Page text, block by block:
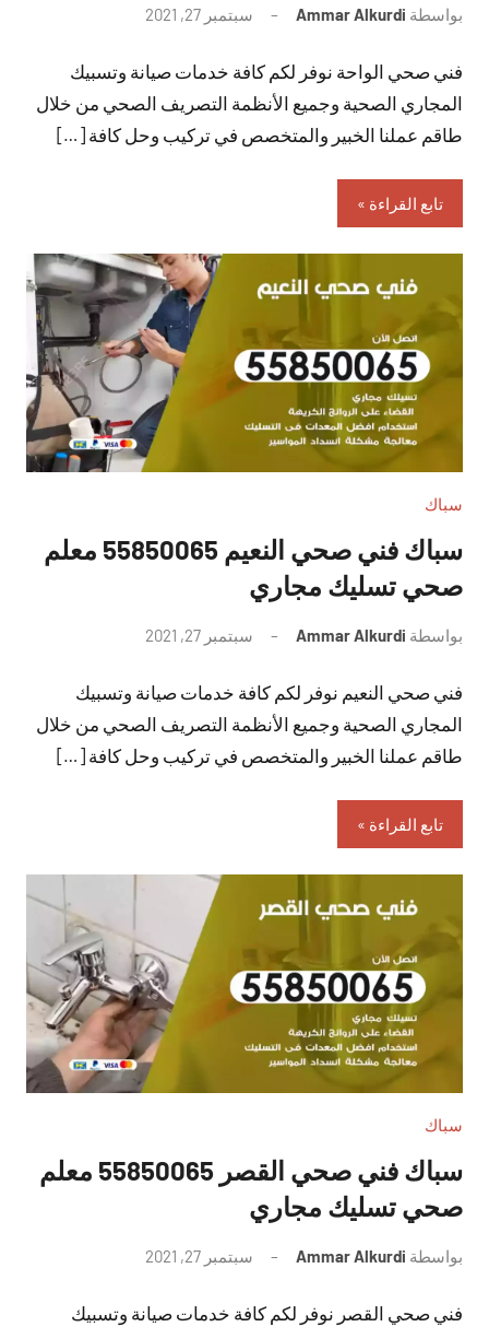
بواسطة Ammar Alkurdi سبتمبر 27, 2021
تعليقات
فني صحي الواحة نوفر لكم كافة خدمات صيانة وتسبيك
المجاري الصحية وجميع الأنظمة التصريف الصحي من خلال
طاقم عملنا الخبير والمتخصص في تركيب وحل كافة […]
تابع القراءة
سباك
سباك فني صحي النعيم 55850065 معلم
صحي تسليك مجاري
بواسطة Ammar Alkurdi سبتمبر 27, 2021
تعليقات
فني صحي النعيم نوفر لكم كافة خدمات صيانة وتسبيك
المجاري الصحية وجميع الأنظمة التصريف الصحي من خلال
طاقم عملنا الخبير والمتخصص في تركيب وحل كافة […]
تابع القراءة
سباك
سباك فني صحي القصر 55850065 معلم
صحي تسليك مجاري
بواسطة Ammar Alkurdi سبتمبر 27, 2021
تعليقات
فني صحي القصر نوفر لكم كافة خدمات صيانة وتسبيك